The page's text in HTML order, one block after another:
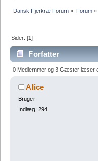
Dansk Fjerkræ Forum » Forum»
Sider: [1]
Forfatter
0 Medlemmer og 3 Gæster læser
Alice
Bruger
Indlæg: 294